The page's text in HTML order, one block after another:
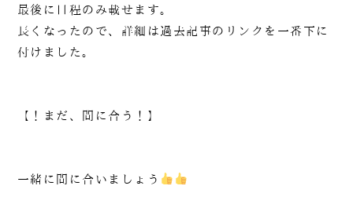
最後に日程のみ載せます。
長くなったので、詳細は過去記事のリンクを一番下に
付けました。
【！まだ、間に合う！】
一緒に間に合いましょう